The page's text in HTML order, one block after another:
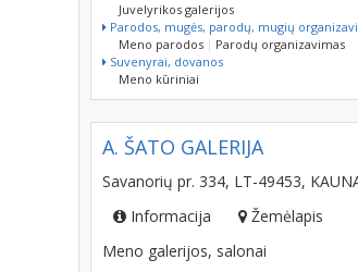
Juvelyrikos galerijos
Parodos, mugės, parodų, mugių
Meno parodos
Parodų organizavimas
Suvenyrai, dovanos
Meno kūriniai
A. ŠATO GALERIJA
Savanorių pr. 334, LT-49453,
Informacija
Žemėlapis
Meno galerijos, salonai